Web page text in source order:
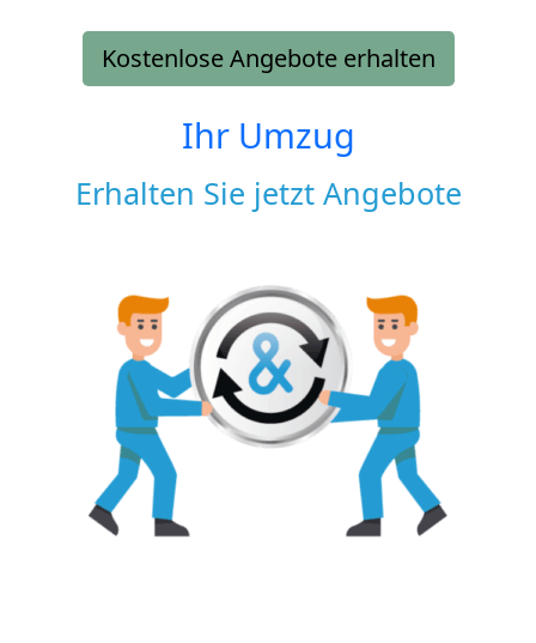
Kostenlose Angebote erhalten
Ihr Umzug
Erhalten Sie jetzt Angebote